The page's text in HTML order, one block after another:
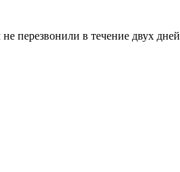
перезвонили в течение двух дней